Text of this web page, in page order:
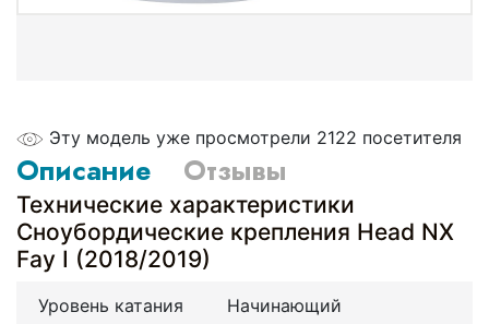
Эту модель уже просмотрели 2122 посетителя
Описание Отзывы
Технические характеристики
Сноубордические крепления Head NX
Fay I (2018/2019)
Уровень катания Начинающий